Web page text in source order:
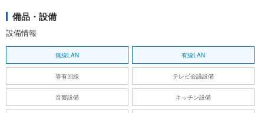
備品・設備
設備情報
無線LAN 有線LAN
専有回線 テレビ会議設備
音響設備 キッチン設備